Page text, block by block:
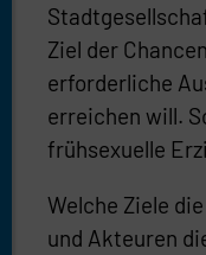
Ziel der
erforderliche
erreichen will.
frühsexuelle
Welche Ziele
und Akteuren